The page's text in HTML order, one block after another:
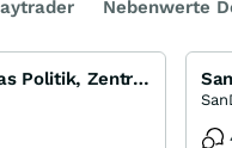
Nebenwerte
Das große Ganze - was Politik, Zentralbanken, Trends, Medien und Gesellschaft mit Aktien, Rohstoffen